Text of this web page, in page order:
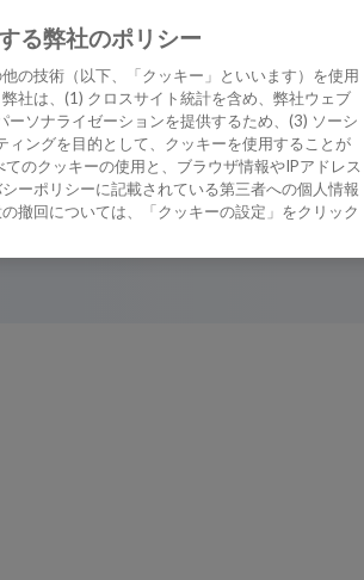
BIOMARKER
ト
る弊社のポリシー
の技術（以下、「クッキー」といいます）を使用
社は、(1) クロスサイト統計を含め、弊社ウェブ
ソナライゼーションを提供するため、(3) ソーシ
ングを目的として、クッキーを使用することが
のクッキーの使用と、ブラウザ情報やIPアドレス
ーポリシーに記載されている第三者への個人情報
撤回については、「クッキーの設定」をクリック